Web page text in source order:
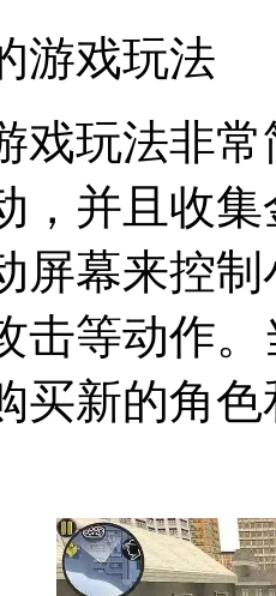
游戏玩法
戏玩法非
，并且收
屏幕来控
击等动作
买新的角